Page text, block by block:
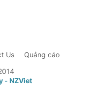
- NZViet
Us Quảng cáo